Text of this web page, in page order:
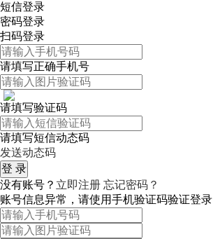
短信登录
密码登录
扫码登录
请填写正确手机号
请填写验证码
请填写短信动态码
发送动态码
没有账号？ 立即注册 忘记密码？
账号信息异常，请使用手机验证码验证登录